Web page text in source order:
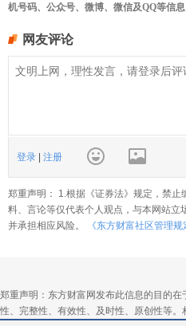
机号码、公众号、微博、微信及QQ等信息
网友评论
登录 | 注册
郑重声明： 1.根据《证券法》规定，禁
料、言论等仅代表个人观点，与本网站
并承担相应风险。
《东方财富社区管理规
郑重声明：东方财富网发布此信息的目的
性、完整性、有效性、及时性、原创性等